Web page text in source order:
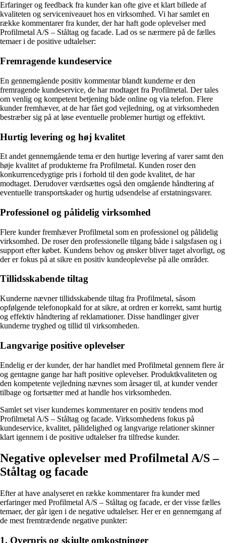
Erfaringer og feedback fra kunder kan ofte give et klart billede af
kvaliteten og serviceniveauet hos en virksomhed. Vi har samlet en
række kommentarer fra kunder, der har haft gode oplevelser med
Profilmetal A/S – Ståltag og facade. Lad os se nærmere på de fælles
temaer i de positive udtalelser:
Fremragende kundeservice
En gennemgående positiv kommentar blandt kunderne er den
fremragende kundeservice, de har modtaget fra Profilmetal. Der tales
om venlig og kompetent betjening både online og via telefon. Flere
kunder fremhæver, at de har fået god vejledning, og at virksomheden
bestræber sig på at løse eventuelle problemer hurtigt og effektivt.
Hurtig levering og høj kvalitet
Et andet gennemgående tema er den hurtige levering af varer samt den
høje kvalitet af produkterne fra Profilmetal. Kunden roser den
konkurrencedygtige pris i forhold til den gode kvalitet, de har
modtaget. Derudover værdsættes også den omgående håndtering af
eventuelle transportskader og hurtig udsendelse af erstatningsvarer.
Professionel og pålidelig virksomhed
Flere kunder fremhæver Profilmetal som en professionel og pålidelig
virksomhed. De roser den professionelle tilgang både i salgsfasen og i
support efter købet. Kundens behov og ønsker bliver taget alvorligt, og
der er fokus på at sikre en positiv kundeoplevelse på alle områder.
Tillidsskabende tiltag
Kunderne nævner tillidsskabende tiltag fra Profilmetal, såsom
opfølgende telefonopkald for at sikre, at ordren er korrekt, samt hurtig
og effektiv håndtering af reklamationer. Disse handlinger giver
kunderne tryghed og tillid til virksomheden.
Langvarige positive oplevelser
Endelig er der kunder, der har handlet med Profilmetal gennem flere år
og gentagne gange har haft positive oplevelser. Produktkvaliteten og
den kompetente vejledning nævnes som årsager til, at kunder vender
tilbage og fortsætter med at handle hos virksomheden.
Samlet set viser kundernes kommentarer en positiv tendens mod
Profilmetal A/S – Ståltag og facade. Virksomhedens fokus på
kundeservice, kvalitet, pålidelighed og langvarige relationer skinner
klart igennem i de positive udtalelser fra tilfredse kunder.
Negative oplevelser med Profilmetal A/S –
Ståltag og facade
Efter at have analyseret en række kommentarer fra kunder med
erfaringer med Profilmetal A/S – Ståltag og facade, er der visse fælles
temaer, der går igen i de negative udtalelser. Her er en gennemgang af
de mest fremtrædende negative punkter:
1. Overpris og skjulte omkostninger